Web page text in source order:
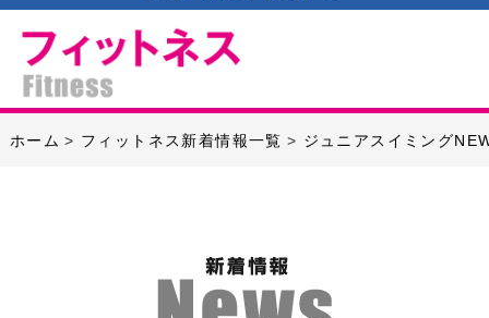
ホーム フィットネス新着情報一覧 ジュニアスイミング